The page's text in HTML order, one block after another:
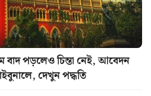
বাদ পড়লেও চিন্তা নেই, আবেদন
দেখুন পদ্ধতি